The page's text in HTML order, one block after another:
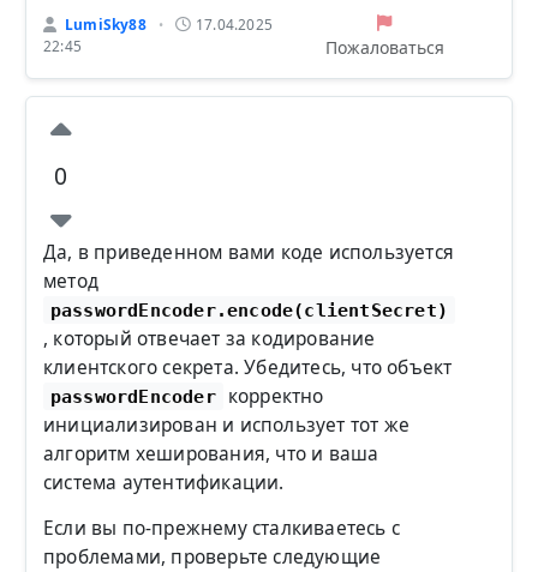
LumiSky88 •
17.04.2025
22:45
Пожаловаться
0
Да, в приведенном вами коде используется
метод
passwordEncoder.encode(clientSecret)
, который отвечает за кодирование
клиентского секрета. Убедитесь, что объект
passwordEncoder
корректно
инициализирован и использует тот же
алгоритм хеширования, что и ваша
система аутентификации.
Если вы по-прежнему сталкиваетесь с
проблемами, проверьте следующие